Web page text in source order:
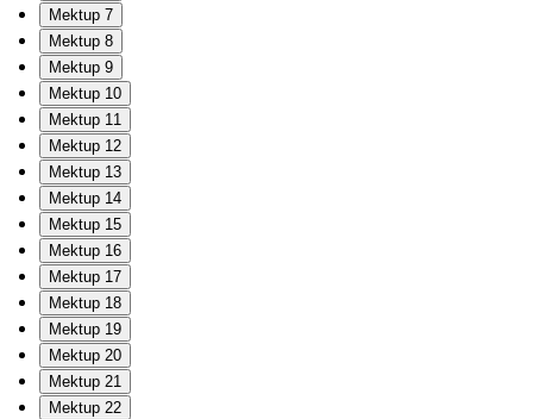
Mektup 7
Mektup 8
Mektup 9
Mektup 10
Mektup 11
Mektup 12
Mektup 13
Mektup 14
Mektup 15
Mektup 16
Mektup 17
Mektup 18
Mektup 19
Mektup 20
Mektup 21
Mektup 22